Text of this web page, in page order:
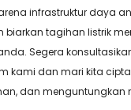
infrastruktur daya
biarkan tagihan listrik
Segera
kami dan mari kita
dan menguntungkan